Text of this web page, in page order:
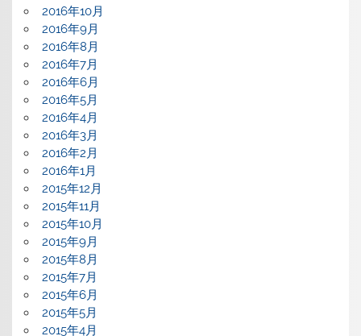
2016年10月
2016年9月
2016年8月
2016年7月
2016年6月
2016年5月
2016年4月
2016年3月
2016年2月
2016年1月
2015年12月
2015年11月
2015年10月
2015年9月
2015年8月
2015年7月
2015年6月
2015年5月
2015年4月